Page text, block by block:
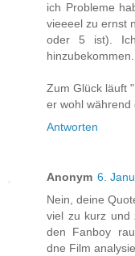
ich Probleme
vieeeel zu ernst
oder 5 ist).
hinzubekommen.
Zum Glück läuft
er wohl während
Antworten
Anonym 6.
Nein, deine
viel zu kurz und
den Fanboy
dne Film